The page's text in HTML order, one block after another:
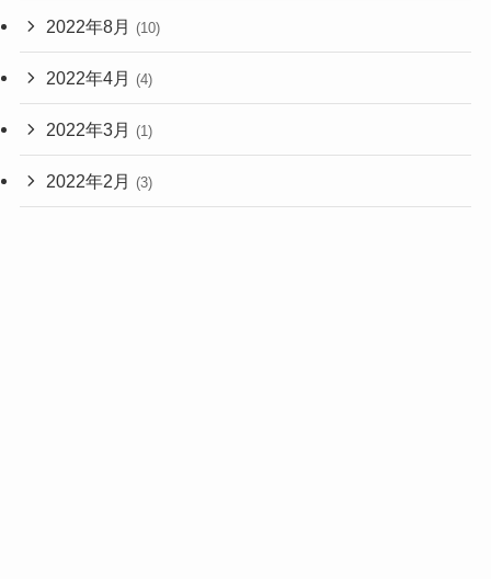
2022年8月 (10)
2022年4月 (4)
2022年3月 (1)
2022年2月 (3)